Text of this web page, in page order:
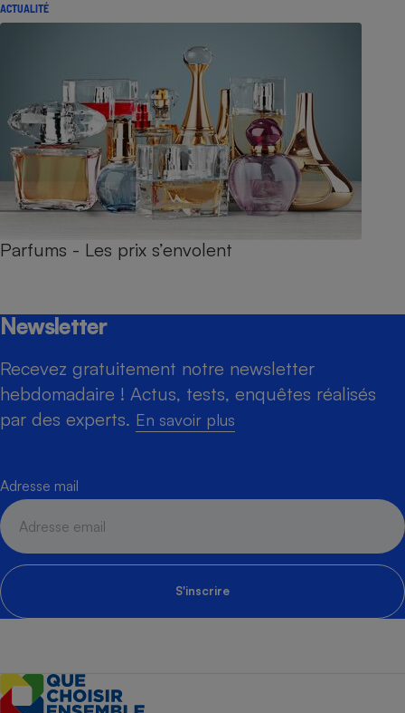
ACTUALITÉ
Parfums - Les prix s’envolent
Newsletter
Recevez gratuitement notre newsletter
hebdomadaire ! Actus, tests, enquêtes réalisés
par des experts. En savoir plus
Adresse mail
S'inscrire